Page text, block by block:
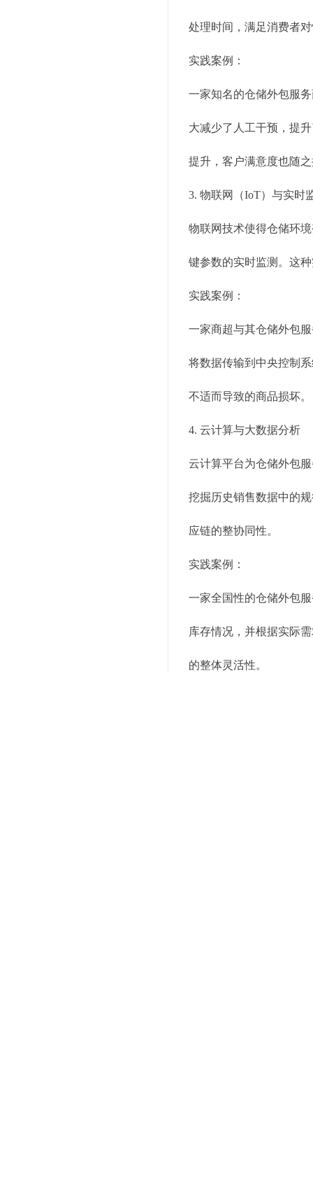
处理时间，满足消费者
实践案例：
一家知名的仓储外包服
大减少了人工干预，提
提升，客户满意度也随
3. 物联网（IoT）与实时
物联网技术使得仓储环
键参数的实时监测。这
实践案例：
一家商超与其仓储外包
将数据传输到中央控制
不适而导致的商品损坏。
4. 云计算与大数据分析
云计算平台为仓储外包
挖掘历史销售数据中的
应链的整协同性。
实践案例：
一家全国性的仓储外包
库存情况，并根据实际
的整体灵活性。